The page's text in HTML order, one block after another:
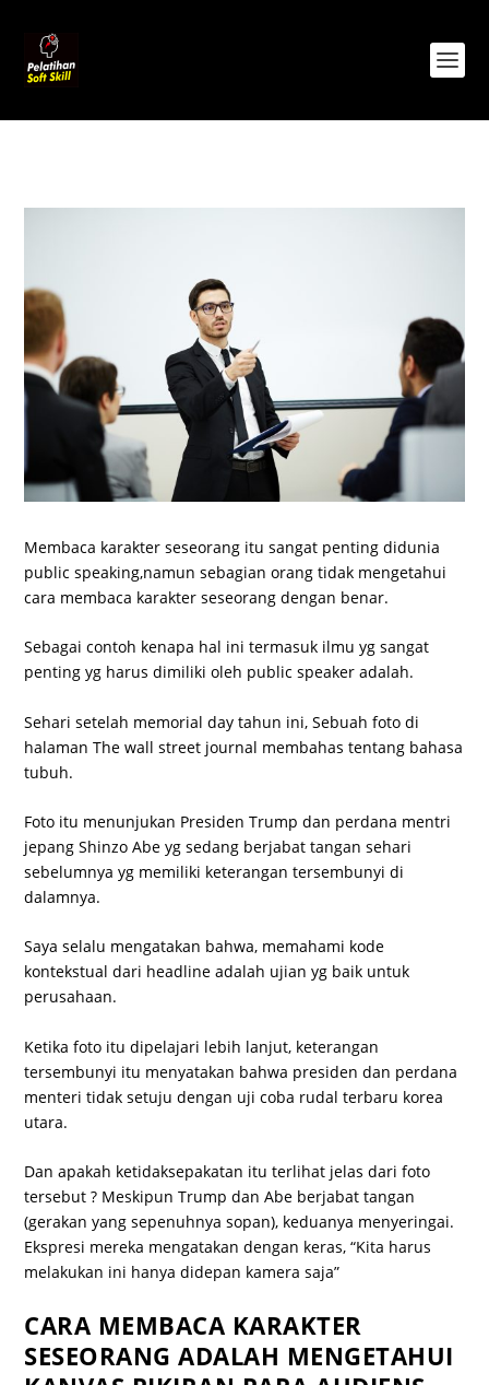
Membaca karakter seseorang itu sangat penting didunia
public speaking,namun sebagian orang tidak mengetahui
cara membaca karakter seseorang dengan benar.
Sebagai contoh kenapa hal ini termasuk ilmu yg sangat
penting yg harus dimiliki oleh public speaker adalah.
Sehari setelah memorial day tahun ini, Sebuah foto di
halaman The wall street journal membahas tentang bahasa
tubuh.
Foto itu menunjukan Presiden Trump dan perdana mentri
jepang Shinzo Abe yg sedang berjabat tangan sehari
sebelumnya yg memiliki keterangan tersembunyi di
dalamnya.
Saya selalu mengatakan bahwa, memahami kode
kontekstual dari headline adalah ujian yg baik untuk
perusahaan.
Ketika foto itu dipelajari lebih lanjut, keterangan
tersembunyi itu menyatakan bahwa presiden dan perdana
menteri tidak setuju dengan uji coba rudal terbaru korea
utara.
Dan apakah ketidaksepakatan itu terlihat jelas dari foto
tersebut ? Meskipun Trump dan Abe berjabat tangan
(gerakan yang sepenuhnya sopan), keduanya menyeringai.
Ekspresi mereka mengatakan dengan keras, “Kita harus
melakukan ini hanya didepan kamera saja”
CARA MEMBACA KARAKTER
SESEORANG ADALAH MENGETAHUI